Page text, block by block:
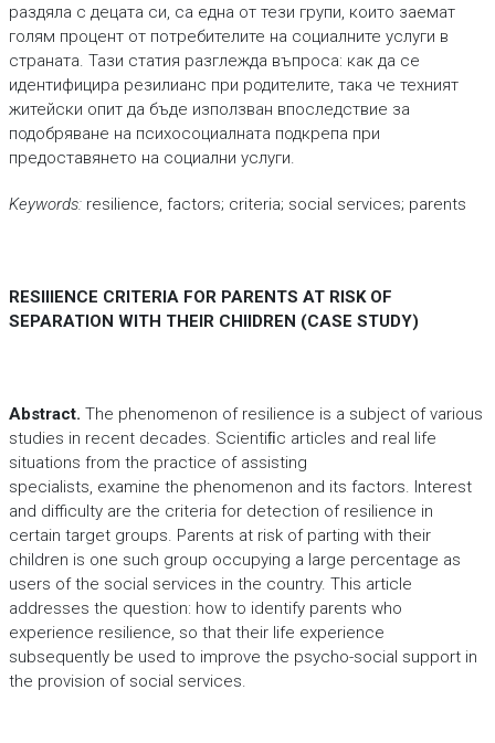
раздяла с децата си, са една от тези групи, които заемат
голям процент от потребителите на социалните услуги в
страната. Тази статия разглежда въпроса: как да се
идентифицира резилианс при родителите, така че техният
житейски опит да бъде използван впоследствие за
подобряване на психосоциалната подкрепа при
предоставянето на социални услуги.
Keywords:resilience, factors; criteria; social services; parents
RESIlIENCE CRITERIA FOR PARENTS AT RISK OF
SEPARATION WITH THEIR CHIlDREN (CASE STUDY)
Abstract. The phenomenon of resilience is a subject of various
studies in recent decades. Scientiﬁc articles and real life
situations from the practice of assisting
specialists, examine the phenomenon and its factors. Interest
and difficulty are the criteria for detection of resilience in
certain target groups. Parents at risk of parting with their
children is one such group occupying a large percentage as
users of the social services in the country. This article
addresses the question: how to identify parents who
experience resilience, so that their life experience
subsequently be used to improve the psycho-social support in
the provision of social services.